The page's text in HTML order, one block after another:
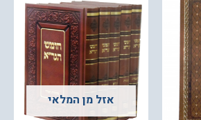
אזל מן המלאי